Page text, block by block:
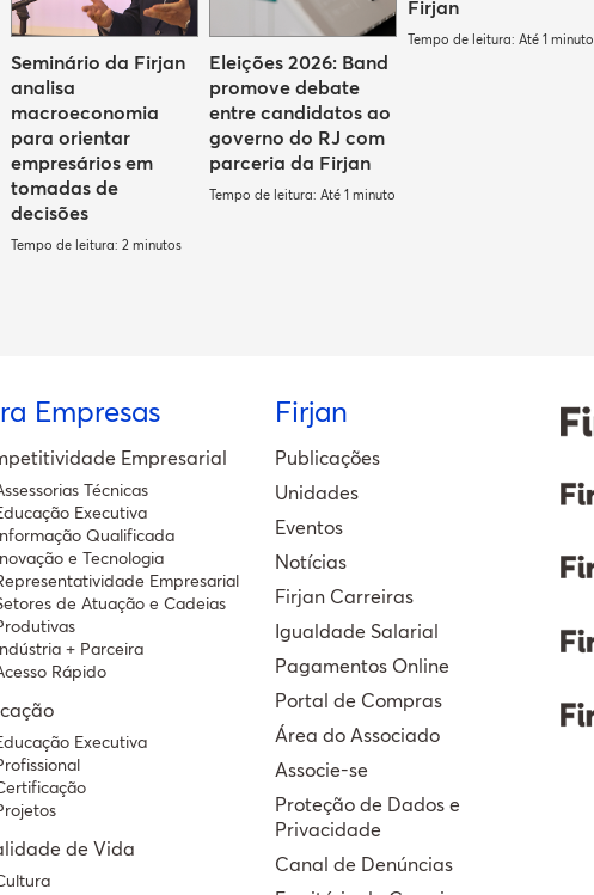
Seminário da Firjan
analisa
macroeconomia
para orientar
empresários em
tomadas de
decisões
Tempo de leitura: 2 minutos
Eleições 2026: Band
promove debate
entre candidatos ao
governo do RJ com
parceria da Firjan
Tempo de leitura: Até 1 minuto
Firjan
Tempo de leitura: Até 1 minuto
Empresas
Empresarial
Técnicas
Executiva
Qualificada
e Tecnologia
Empresarial
de Atuação e Cadeias
+ Parceira
Rápido
Executiva
de Vida
Firjan
Publicações
Unidades
Eventos
Notícias
Firjan Carreiras
Igualdade Salarial
Pagamentos Online
Portal de Compras
Área do Associado
Associe-se
Proteção de Dados e
Privacidade
Canal de Denúncias